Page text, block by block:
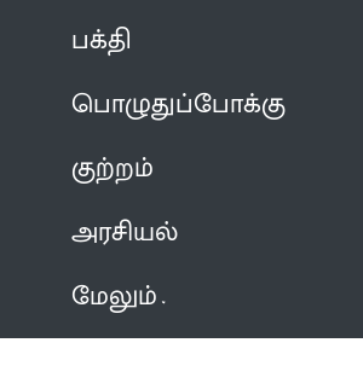
பக்தி
பொழுதுப்போக்கு
குற்றம்
அரசியல்
மேலும்